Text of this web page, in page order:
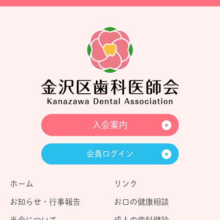
入会案内
会員ログイン
ホーム
お知らせ・行事報告
リンク
お口の健康相談